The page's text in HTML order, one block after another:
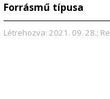
Forrásmű típusa
Létrehozva: 2021. 09. 28.;